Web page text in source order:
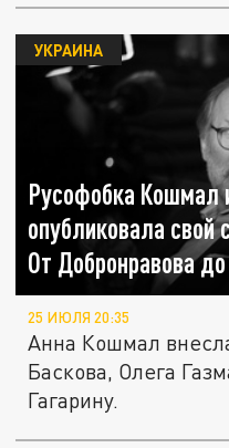
Русофобка Кошмал
опубликовала свой
От Добронравова
УКРАИНА
25 ИЮЛЯ 20:35
Анна Кошмал
Баскова, Олега
Гагарину.